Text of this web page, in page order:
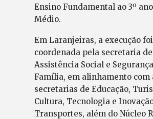
Ensino Fundamental ao 3º
Médio.
Em Laranjeiras, a execução foi
coordenada pela secretaria de
Assistência Social e
Família, em alinhamento com
secretarias de Educação,
Cultura, Tecnologia e
Transportes, além do Núcleo